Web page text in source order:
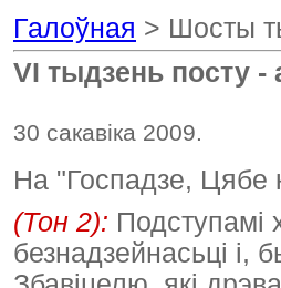
Галоўная > Шосты
VI тыдзень посту -
30 сакавіка 2009.
На "Госпадзе, Цябе
(Тон 2): Подступамі
безнадзейнасьці